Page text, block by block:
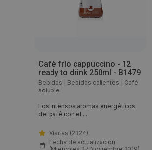
Cafè frío cappuccino - 12
ready to drink 250ml - B1479
Bebidas Bebidas calientes
Café
soluble
Los intensos aromas energéticos
del café con el ...
Visitas (2324)
Fecha de actualización